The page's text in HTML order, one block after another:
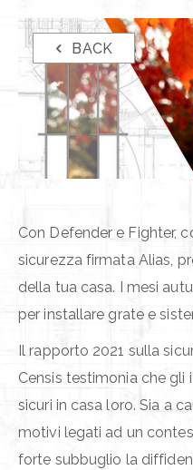
BACK
Con Defender e Fighter,
sicurezza firmata Alias,
della tua casa. I mesi
per installare grate e
Il rapporto 2021 sulla
Censis testimonia che
sicuri in casa loro. Sia a
motivi legati ad un
forte subbuglio la